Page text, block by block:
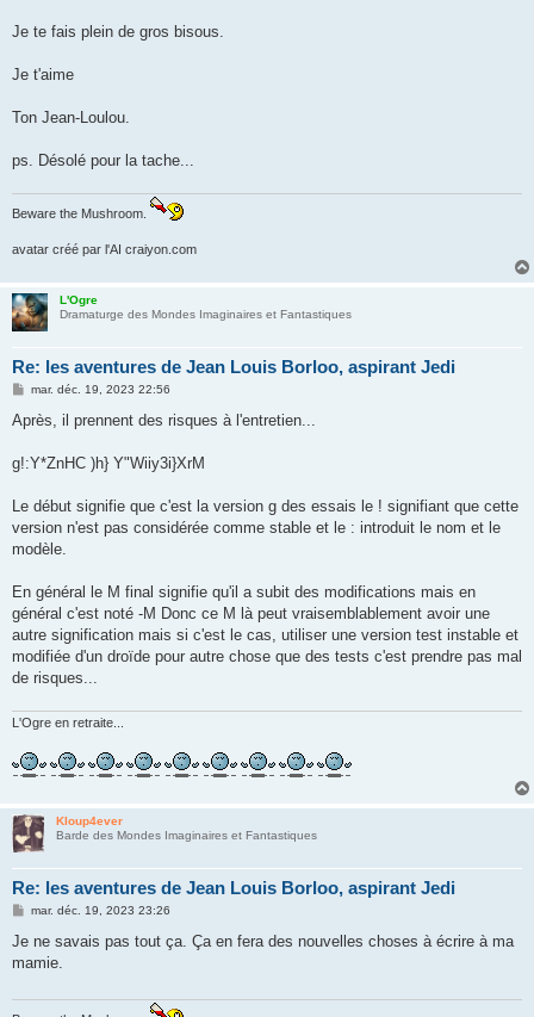
Je te fais plein de gros bisous.
Je t'aime
Ton Jean-Loulou.
ps. Désolé pour la tache...
Beware the Mushroom.
avatar créé par l'AI craiyon.com
L'Ogre
Dramaturge des Mondes Imaginaires et Fantastiques
Re: les aventures de Jean Louis Borloo, aspirant Jedi
M
s
g
mar. déc. 19, 2023 22:56
Après, il prennent des risques à l'entretien...
g!:Y*ZnHC )h} Y"Wiiy3i}XrM
Le début signifie que c'est la version g des essais le ! signifiant que cette
version n'est pas considérée comme stable et le : introduit le nom et le
modèle.
En général le M final signifie qu'il a subit des modifications mais en
général c'est noté -M Donc ce M là peut vraisemblablement avoir une
autre signification mais si c'est le cas, utiliser une version test instable et
modifiée d'un droïde pour autre chose que des tests c'est prendre pas mal
de risques...
L'Ogre en retraite...
Kloup4ever
Barde des Mondes Imaginaires et Fantastiques
Re: les aventures de Jean Louis Borloo, aspirant Jedi
M
s
a
mar. déc. 19, 2023 23:26
Je ne savais pas tout ça. Ça en fera des nouvelles choses à écrire à ma
mamie.